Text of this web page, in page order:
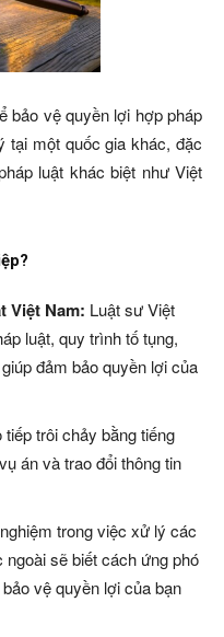
bảo vệ quyền lợi hợp pháp
tại một quốc gia khác, đặc
luật khác biệt như Việt
Việt Nam: Luật sư Việt
luật, quy trình tố tụng,
đảm bảo quyền lợi của
trôi chảy bằng tiếng
án và trao đổi thông tin
trong việc xử lý các
sẽ biết cách ứng phó
vệ quyền lợi của bạn